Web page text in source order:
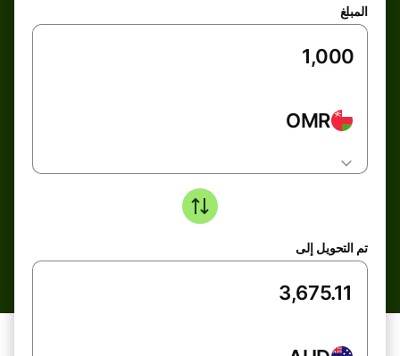
المبلغ
OMR
تم التحويل إلى